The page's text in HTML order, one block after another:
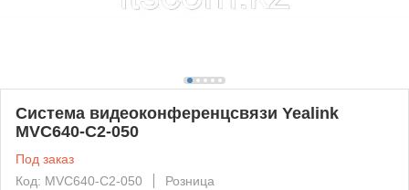
Система видеоконференцсвязи Yealink
MVC640-C2-050
Под заказ
Код: MVC640-C2-050
Розница